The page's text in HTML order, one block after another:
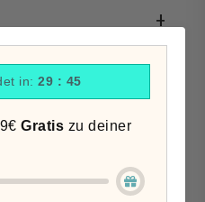
in:29 : 44
Gratis zu deiner